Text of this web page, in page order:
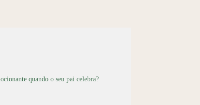
quando o seu pai celebra?